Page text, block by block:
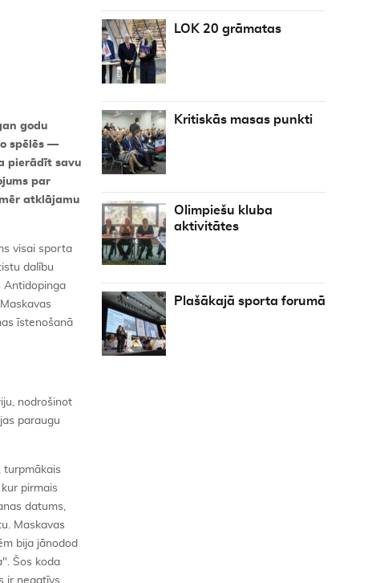
godu
spēlēs —
pierādīt savu
par
atklājamu
visai sporta
dalību
Antidopinga
īstenošanā
nodrošinot
paraugu
turpmākais
pirmais
datums,
Maskavas
bija jānodod
Šos koda
ir negatīvs.
LOK 20 grāmatas
Kritiskās masas punkti
Olimpiešu kluba
aktivitātes
Plašākajā sporta forumā